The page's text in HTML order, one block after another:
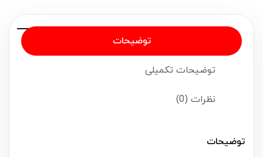
توضیحات
توضیحات تکمیلی
نظرات (0)
توضیحات